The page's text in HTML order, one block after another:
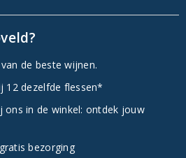
de beste wijnen.
12 dezelfde flessen*
ons in de winkel: ontdek jouw
bezorging